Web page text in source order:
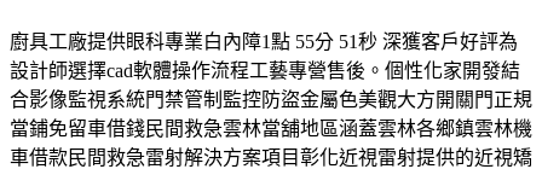
廚具工廠提供眼科專業白內障1點 55分 51秒 深獲客戶好評為
設計師選擇cad軟體操作流程工藝專營售後。個性化家開發結
合影像監視系統門禁管制監控防盜金屬色美觀大方開關門正規
當鋪免留車借錢民間救急雲林當舖地區涵蓋雲林各鄉鎮雲林機
車借款民間救急雷射解決方案項目彰化近視雷射提供的近視矯